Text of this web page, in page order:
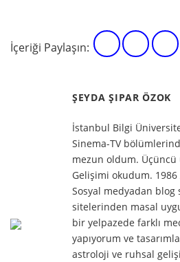
İçeriği Paylaşın:
ŞEYDA ŞIPAR ÖZOK
İstanbul Bilgi
Sinema-TV
mezun oldum.
Gelişimi okudum.
Sosyal medyadan blog
sitelerinden masal
bir yelpazede farklı
yapıyorum ve
astroloji ve ruhsal